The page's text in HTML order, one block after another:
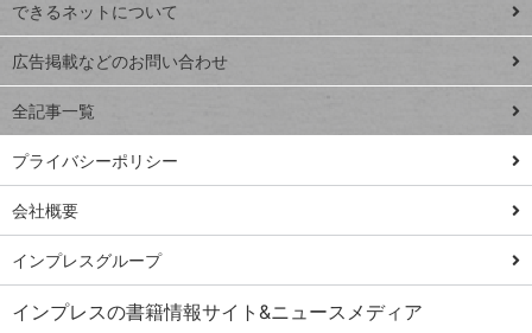
close
閉じ
る
Excel Q&A
トイアンナ流仕
事術
ではじめる業務
の完全自動化
AI議事録作成術
Windows 11
Q&A
Teams踏み込み
できるネットについて
広告掲載などのお問い合わせ
全記事一覧
プライバシーポリシー
会社概要
インプレスグループ
インプレスの書籍情報サイト&ニュースメディア